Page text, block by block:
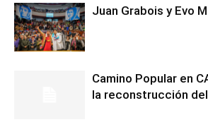
Juan Grabois y Evo
Camino Popular en
la reconstrucción